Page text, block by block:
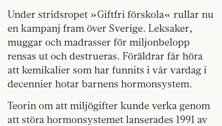
Under stridsropet »Giftfri förskola« rullar nu
en kampanj fram över Sverige. Leksaker,
muggar och madrasser för miljonbelopp
rensas ut och destrueras. Föräldrar får höra
att kemikalier som har funnits i vår vardag i
decennier hotar barnens hormonsystem.
Teorin om att miljögifter kunde verka genom
att störa hormonsystemet lanserades 1991 av